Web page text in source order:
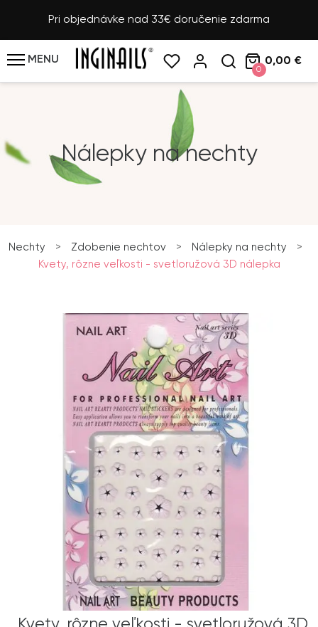
Pri objednávke nad 33€ doručenie zdarma
MENU
0
0,00 €
Nálepky na nechty
Nechty > Zdobenie nechtov > Nálepky na nechty
>
Kvety, rôzne veľkosti - svetloružová 3D nálepka